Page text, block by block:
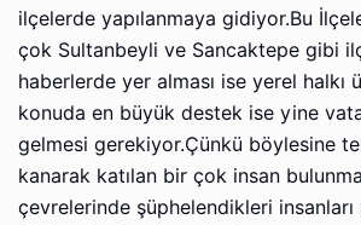
ilçelerde yapılanmaya gidiyor.Bu
çok Sultanbeyli ve Sancaktepe gibi
haberlerde yer alması ise yerel halkı
konuda en büyük destek ise yine
gelmesi gerekiyor.Çünkü böylesine
kanarak katılan bir çok insan
çevrelerinde şüphelendikleri